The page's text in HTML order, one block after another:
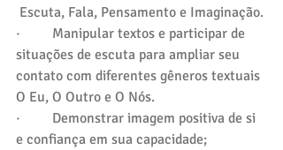
Escuta, Fala, Pensamento e Imaginação.
·         Manipular textos e participar de
situações de escuta para ampliar seu
contato com diferentes gêneros textuais
O Eu, O Outro e O Nós.
·         Demonstrar imagem positiva de si
e confiança em sua capacidade;